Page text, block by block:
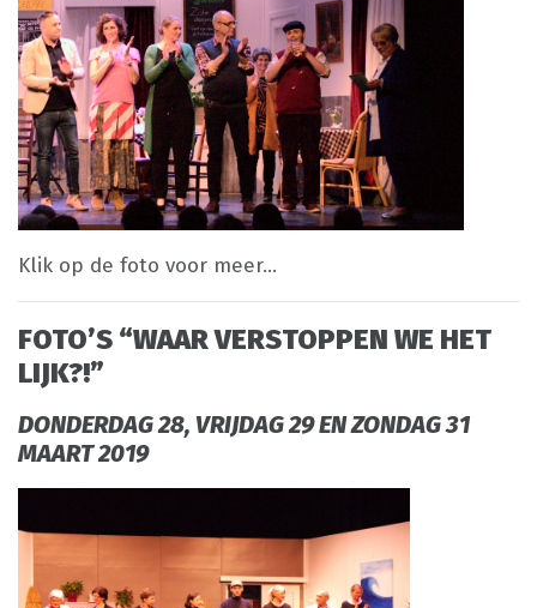
Klik op de foto voor meer…
FOTO’S “WAAR VERSTOPPEN WE HET
LIJK?!”
DONDERDAG 28, VRIJDAG 29 EN ZONDAG 31
MAART 2019